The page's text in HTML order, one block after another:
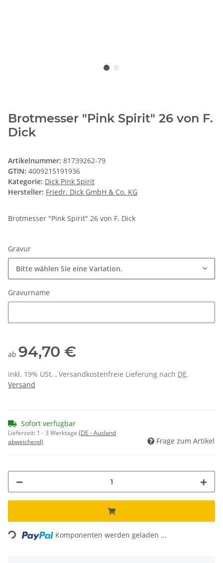
Brotmesser "Pink Spirit" 26 von F.
Dick
Artikelnummer: 81739262-79
GTIN: 4009215191936
Kategorie: Dick Pink Spirit
Hersteller: Friedr. Dick GmbH & Co. KG
Brotmesser "Pink Spirit" 26 von F. Dick
Gravur
Bitte wählen Sie eine Variation.
Gravurname
ab 94,70 €
inkl. 19% USt. , Versandkostenfreie Lieferung nach DE.
Versand
Sofort verfügbar
Lieferzeit: 1 - 3 Werktage (DE - Ausland
abweichend)
Frage zum Artikel
Loading... Komponenten werden geladen ...